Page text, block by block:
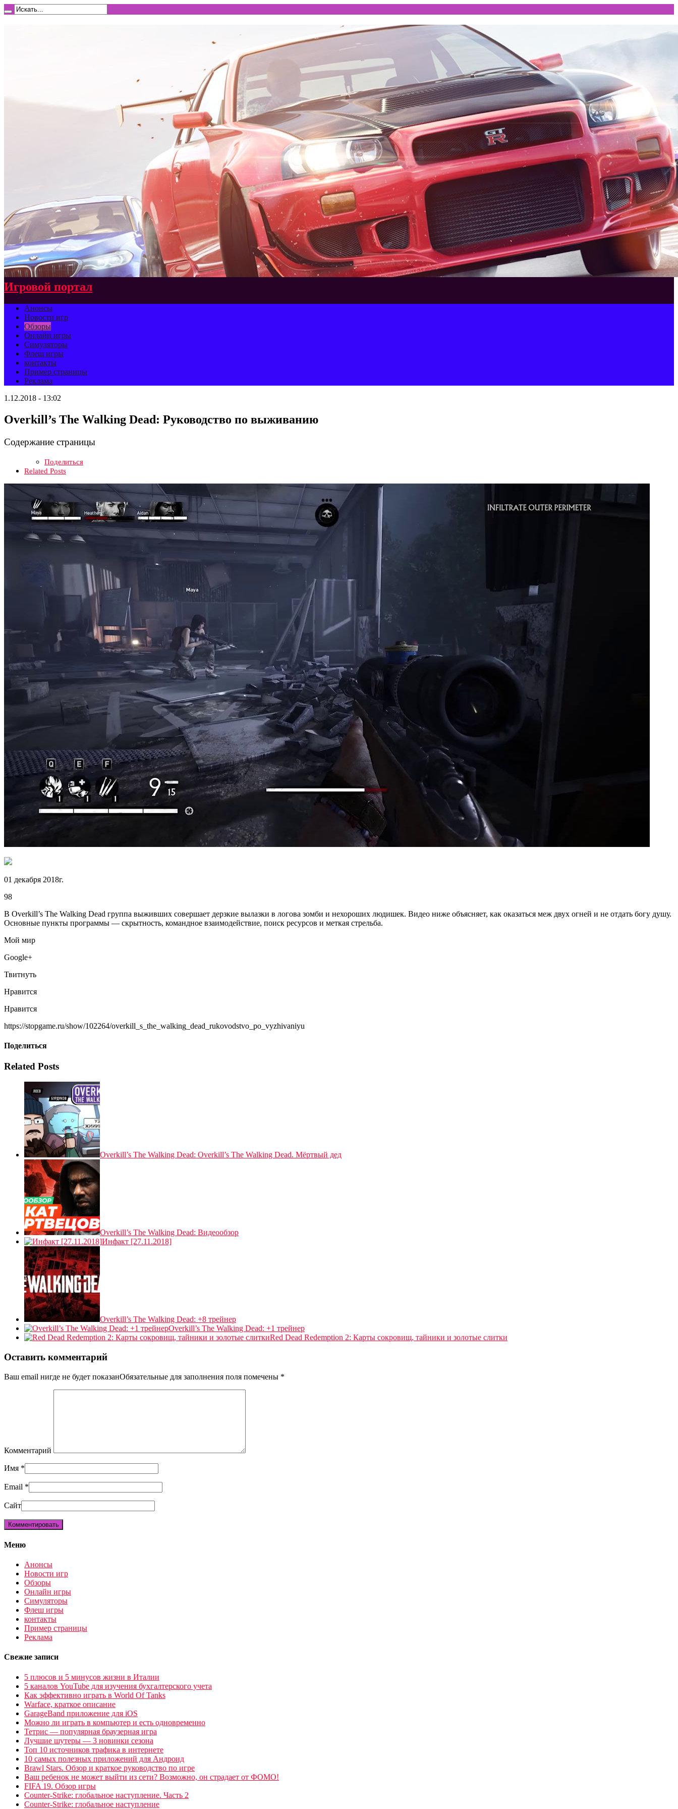
Игровой портал
Анонсы
Новости игр
Обзоры
Онлайн игры
Симуляторы
Флеш игры
контакты
Пример страницы
Реклама
1.12.2018 - 13:02
Overkill’s The Walking Dead: Руководство по выживанию
Содержание страницы
Поделиться
Related Posts
01 декабря 2018г.
98
В Overkill’s The Walking Dead группа выживших совершает дерзкие вылазки в логова зомби и нехороших людишек. Видео ниже объясняет, как оказаться меж двух огней и не отдать богу душу.
Основные пункты программы — скрытность, командное взаимодействие, поиск ресурсов и меткая стрельба.
Мой мир
Google+
Твитнуть
Нравится
Нравится
https://stopgame.ru/show/102264/overkill_s_the_walking_dead_rukovodstvo_po_vyzhivaniyu
Поделиться
Related Posts
Overkill’s The Walking Dead: Overkill’s The Walking Dead. Мёртвый дед
Overkill’s The Walking Dead: Видеообзор
Инфакт [27.11.2018]
Overkill’s The Walking Dead: +8 трейнер
Overkill’s The Walking Dead: +1 трейнер
Red Dead Redemption 2: Карты сокровищ, тайники и золотые слитки
Оставить комментарий
Ваш email нигде не будет показанОбязательные для заполнения поля помечены *
Комментарий
Имя *
Email *
Сайт
Меню
Анонсы
Новости игр
Обзоры
Онлайн игры
Симуляторы
Флеш игры
контакты
Пример страницы
Реклама
Свежие записи
5 плюсов и 5 минусов жизни в Италии
5 каналов YouTube для изучения бухгалтерского учета
Как эффективно играть в World Of Tanks
Warface, краткое описание
GarageBand приложение для iOS
Можно ли играть в компьютер и есть одновременно
Тетрис — популярная браузерная игра
Лучшие шутеры — 3 новинки сезона
Топ 10 источников трафика в интернете
10 самых полезных приложений для Андроид
Brawl Stars. Обзор и краткое руководство по игре
Ваш ребенок не может выйти из сети? Возможно, он страдает от ФОМО!
FIFA 19. Обзор игры
Counter-Strike: глобальное наступление. Часть 2
Counter-Strike: глобальное наступление